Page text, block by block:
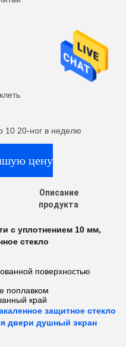
10 20-ног в неделю
цену
Описание
продукта
с уплотнением 10 мм,
стекло
поверхностью
поплавком
край
защитное стекло
двери душный экран